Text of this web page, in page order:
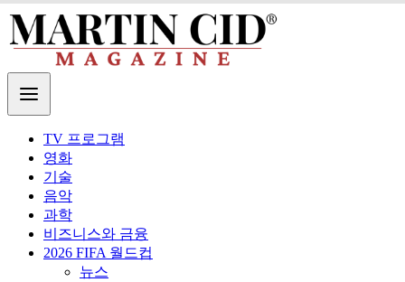
TV 프로그램
영화
기술
음악
과학
비즈니스와 금융
2026 FIFA 월드컵
뉴스